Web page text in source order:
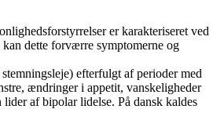
er karakteriseret ved
dette forværre symptomerne og
efterfulgt af perioder med
ændringer i appetit, vanskeligheder
af bipolar lidelse. På dansk kaldes